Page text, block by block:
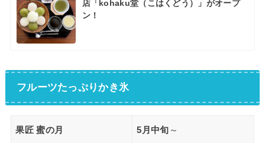
店「kohaku堂（こはくどう）」がオープ
ン！
フルーツたっぷりかき氷
果匠 蜜の月 5月中旬 ～